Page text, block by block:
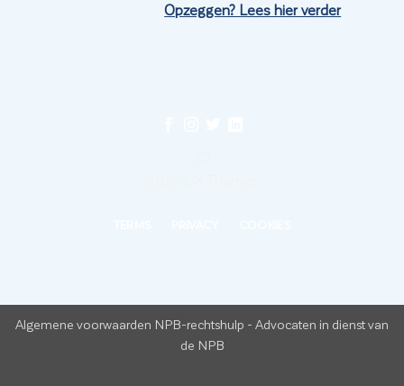
Opzeggen? Lees hier verder
Algemene voorwaarden NPB-rechtshulp - Advocaten in dienst van
de NPB